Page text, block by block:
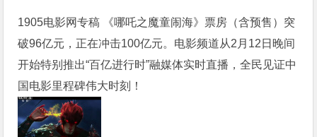
1905电影网专稿 《哪吒之魔童闹海》票房（含预售）突
破96亿元，正在冲击100亿元。电影频道从2月12日晚间
开始特别推出“百亿进行时”融媒体实时直播，全民见证中
国电影里程碑伟大时刻！